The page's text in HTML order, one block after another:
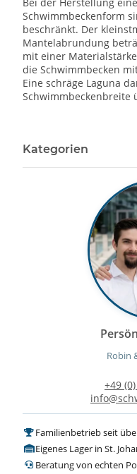
Schwimmbeckenform
beschränkt. Der
Mantelabrundung
mit einer
die Schwimmbecken
Eine schräge Laguna
Schwimmbeckenbreite
Kategorien
Robin
+49
Familienbetrieb seit
Eigenes Lager in St.
Beratung von echten